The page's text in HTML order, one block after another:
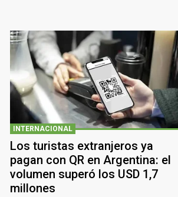
INTERNACIONAL
Los turistas extranjeros ya
pagan con QR en Argentina: el
volumen superó los USD 1,7
millones